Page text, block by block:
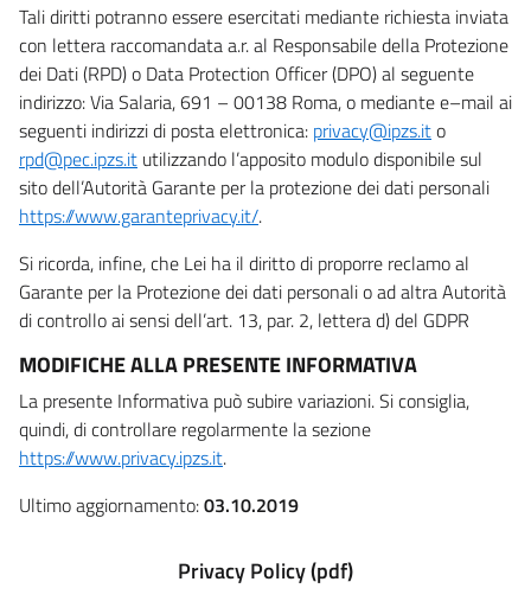
Tali diritti potranno essere esercitati mediante richiesta inviata
con lettera raccomandata a.r. al Responsabile della Protezione
dei Dati (RPD) o Data Protection Officer (DPO) al seguente
indirizzo: Via Salaria, 691 – 00138 Roma, o mediante e–mail ai
seguenti indirizzi di posta elettronica: privacy@ipzs.ito
rpd@pec.ipzs.it utilizzando l’apposito modulo disponibile sul
sito dell’Autorità Garante per la protezione dei dati personali
https://www.garanteprivacy.it/.
Si ricorda, infine, che Lei ha il diritto di proporre reclamo al
Garante per la Protezione dei dati personali o ad altra Autorità
di controllo ai sensi dell’art. 13, par. 2, lettera d) del GDPR
MODIFICHE ALLA PRESENTE INFORMATIVA
La presente Informativa può subire variazioni. Si consiglia,
quindi, di controllare regolarmente la sezione
https://www.privacy.ipzs.it.
Ultimo aggiornamento:03.10.2019
Privacy Policy (pdf)